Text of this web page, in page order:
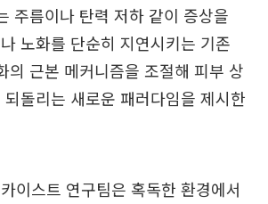
주름이나 탄력 저하 같이 증상을
노화를 단순히 지연시키는 기존
의 근본 메커니즘을 조절해 피부 상
돌리는 새로운 패러다임을 제시한
이스트 연구팀은 혹독한 환경에서